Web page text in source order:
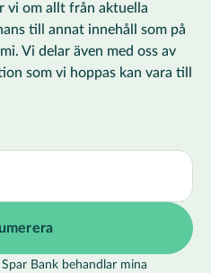
vi om allt från aktuella
till annat innehåll som på
Vi delar även med oss av
som vi hoppas kan vara till
Bank behandlar mina